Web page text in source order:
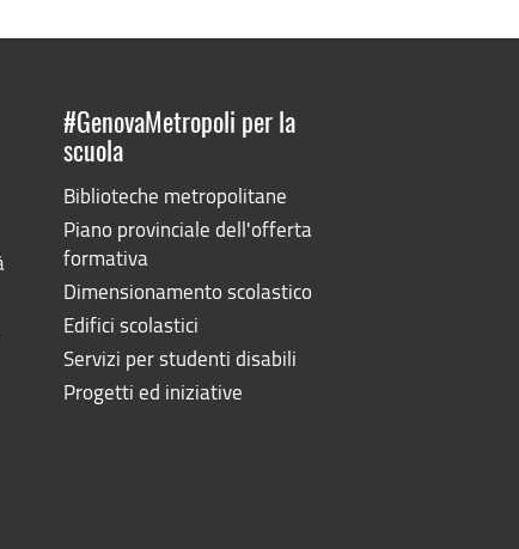
#GenovaMetropoli per la
scuola
Biblioteche metropolitane
Piano provinciale dell'offerta
formativa
Dimensionamento scolastico
Edifici scolastici
Servizi per studenti disabili
Progetti ed iniziative